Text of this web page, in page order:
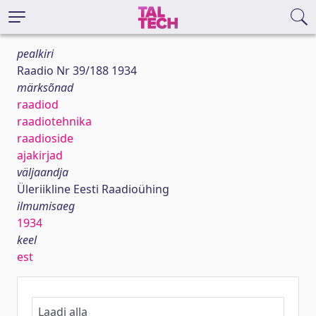
pealkiri
Raadio Nr 39/188 1934
märksõnad
raadiod
raadiotehnika
raadioside
ajakirjad
väljaandja
Üleriikline Eesti Raadioühing
ilmumisaeg
1934
keel
est
Laadi alla